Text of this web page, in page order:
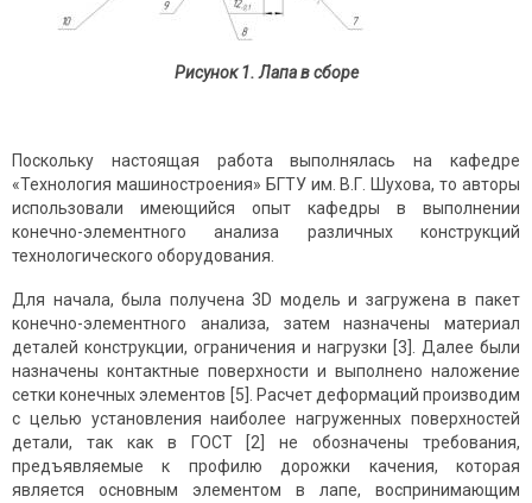
Рисунок 1. Лапа в сборе
Поскольку настоящая работа выполнялась на кафедре
«Технология машиностроения» БГТУ им. В.Г. Шухова, то авторы
использовали имеющийся опыт кафедры в выполнении
конечно-элементного анализа различных конструкций
технологического оборудования.
Для начала, была получена 3D модель и загружена в пакет
конечно-элементного анализа, затем назначены материал
деталей конструкции, ограничения и нагрузки [3]. Далее были
назначены контактные поверхности и выполнено наложение
сетки конечных элементов [5]. Расчет деформаций производим
с целью установления наиболее нагруженных поверхностей
детали, так как в ГОСТ [2] не обозначены требования,
предъявляемые к профилю дорожки качения, которая
является основным элементом в лапе, воспринимающим